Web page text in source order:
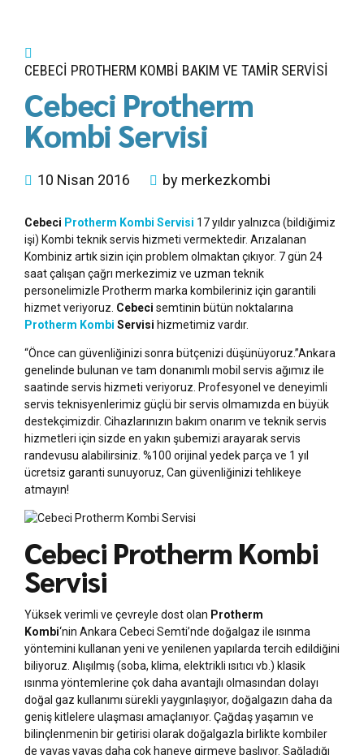
CEBECI PROTHERM KOMBI BAKIM VE TAMIR SERVISI
Cebeci Protherm
Kombi Servisi
10 Nisan 2016 by merkezkombi
Cebeci Protherm Kombi Servisi 17 yıldır yalnızca (bildiğimiz
işi) Kombi teknik servis hizmeti vermektedir. Arızalanan
Kombiniz artık sizin için problem olmaktan çıkıyor. 7 gün 24
saat çalışan çağrı merkezimiz ve uzman teknik
personelimizle Protherm marka kombileriniz için garantili
hizmet veriyoruz. Cebeci semtinin bütün noktalarına
Protherm Kombi Servisi hizmetimiz vardır.
“Önce can güvenliğinizi sonra bütçenizi düşünüyoruz.”Ankara
genelinde bulunan ve tam donanımlı mobil servis ağımız ile
saatinde servis hizmeti veriyoruz. Profesyonel ve deneyimli
servis teknisyenlerimiz güçlü bir servis olmamızda en büyük
destekçimizdir. Cihazlarınızın bakım onarım ve teknik servis
hizmetleri için sizde en yakın şubemizi arayarak servis
randevusu alabilirsiniz. %100 orijinal yedek parça ve 1 yıl
ücretsiz garanti sunuyoruz, Can güvenliğinizi tehlikeye
atmayın!
Cebeci Protherm Kombi
Servisi
Yüksek verimli ve çevreyle dost olan Protherm
Kombi‘nin Ankara Cebeci Semti’nde doğalgaz ile ısınma
yöntemini kullanan yeni ve yenilenen yapılarda tercih edildiğini
biliyoruz. Alışılmış (soba, klima, elektrikli ısıtıcı vb.) klasik
ısınma yöntemlerine çok daha avantajlı olmasından dolayı
doğal gaz kullanımı sürekli yaygınlaşıyor, doğalgazın daha da
geniş kitlelere ulaşması amaçlanıyor. Çağdaş yaşamın ve
bilinçlenmenin bir getirisi olarak doğalgazla birlikte kombiler
de yavaş yavaş daha çok haneye girmeye başlıyor. Sağladığı